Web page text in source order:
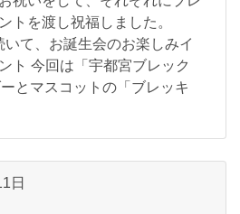
トを渡し祝福しました。
いて、お誕生会のお楽しみイ
ト 今回は「宇都宮ブレック
とマスコットの「ブレッキ
日